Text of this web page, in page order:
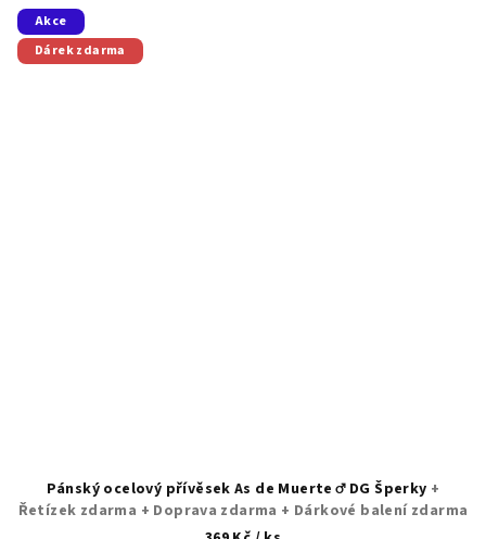
Akce
Dárek zdarma
Pánský ocelový přívěsek As de Muerte ♂️ DG Šperky +
Řetízek zdarma + Doprava zdarma + Dárkové balení zdarma